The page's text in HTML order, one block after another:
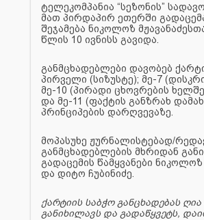
ტელეკომპანია “სეზონის”
მათ პირდაპირ ეთერში
შეჯამება ნიკოლოზ
წლის 10 ივნისს გავიდა.
განმცხადებლები დავობებ
პირველი (სიზუსტე); მე-7
მე-10 (პირადი ცხოვრების
და მე-11 (ფაქტის განზრახ
პრინციპების დარღვევაზე.
მოპასუხე ჟურნალისტებად/
განმცხადებლების მხრიდან
გადაცემის წამყვანები ნიკოლოზ
და დიტო ჩუბინიძე.
ქარტიის საბჭო განცხადებას
განიხილავს და გადაწყვეტს,